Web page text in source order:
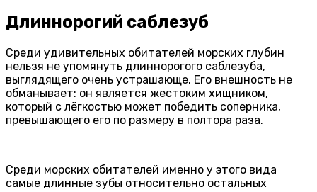
Длиннорогий саблезуб
Среди удивительных обитателей морских глубин
нельзя не упомянуть длиннорогого саблезуба,
выглядящего очень устрашающе. Его внешность не
обманывает: он является жестоким хищником,
который с лёгкостью может победить соперника,
превышающего его по размеру в полтора раза.
Среди морских обитателей именно у этого вида
самые длинные зубы относительно остальных